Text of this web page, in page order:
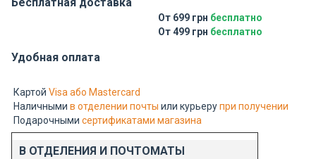
От 699 грн бесплатно
От 499 грн бесплатно
Удобная оплата
Картой Visa або Mastercard
Наличными в отделении почты или курьерупри получении
Подарочными сертификатами магазина
В ОТДЕЛЕНИЯ И ПОЧТОМАТЫ